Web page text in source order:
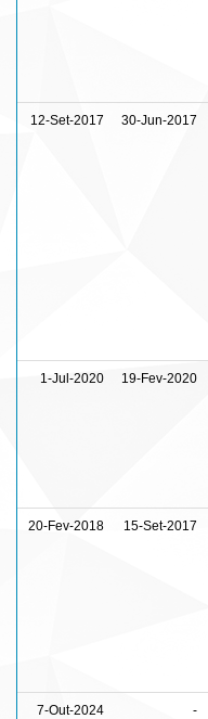
12-Set-2017 30-Jun-2017
1-Jul-2020 19-Fev-2020
20-Fev-2018 15-Set-2017
7-Out-2024 -